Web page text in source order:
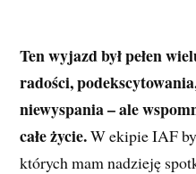
Ten wyjazd był pełen
radości,
niewyspania – ale
całe życie.W ekipie IAF
których mam nadzieję